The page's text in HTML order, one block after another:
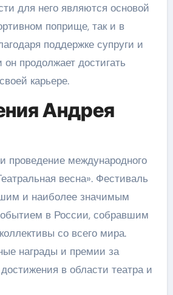
для него являются основой
поприще, так и в
поддержке супруги и
продолжает достигать
карьере.
Андрея
проведение международного
весна». Фестиваль
и наиболее значимым
в России, собравшим
со всего мира.
награды и премии за
в области театра и